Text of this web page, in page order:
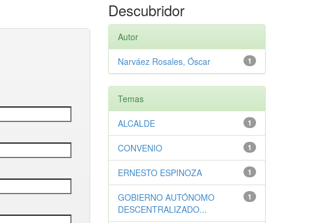
Descubridor
Autor
1
Narváez Rosales, Óscar
Temas
1
ALCALDE
1
CONVENIO
1
ERNESTO ESPINOZA
1
GOBIERNO AUTÓNOMO
DESCENTRALIZADO...